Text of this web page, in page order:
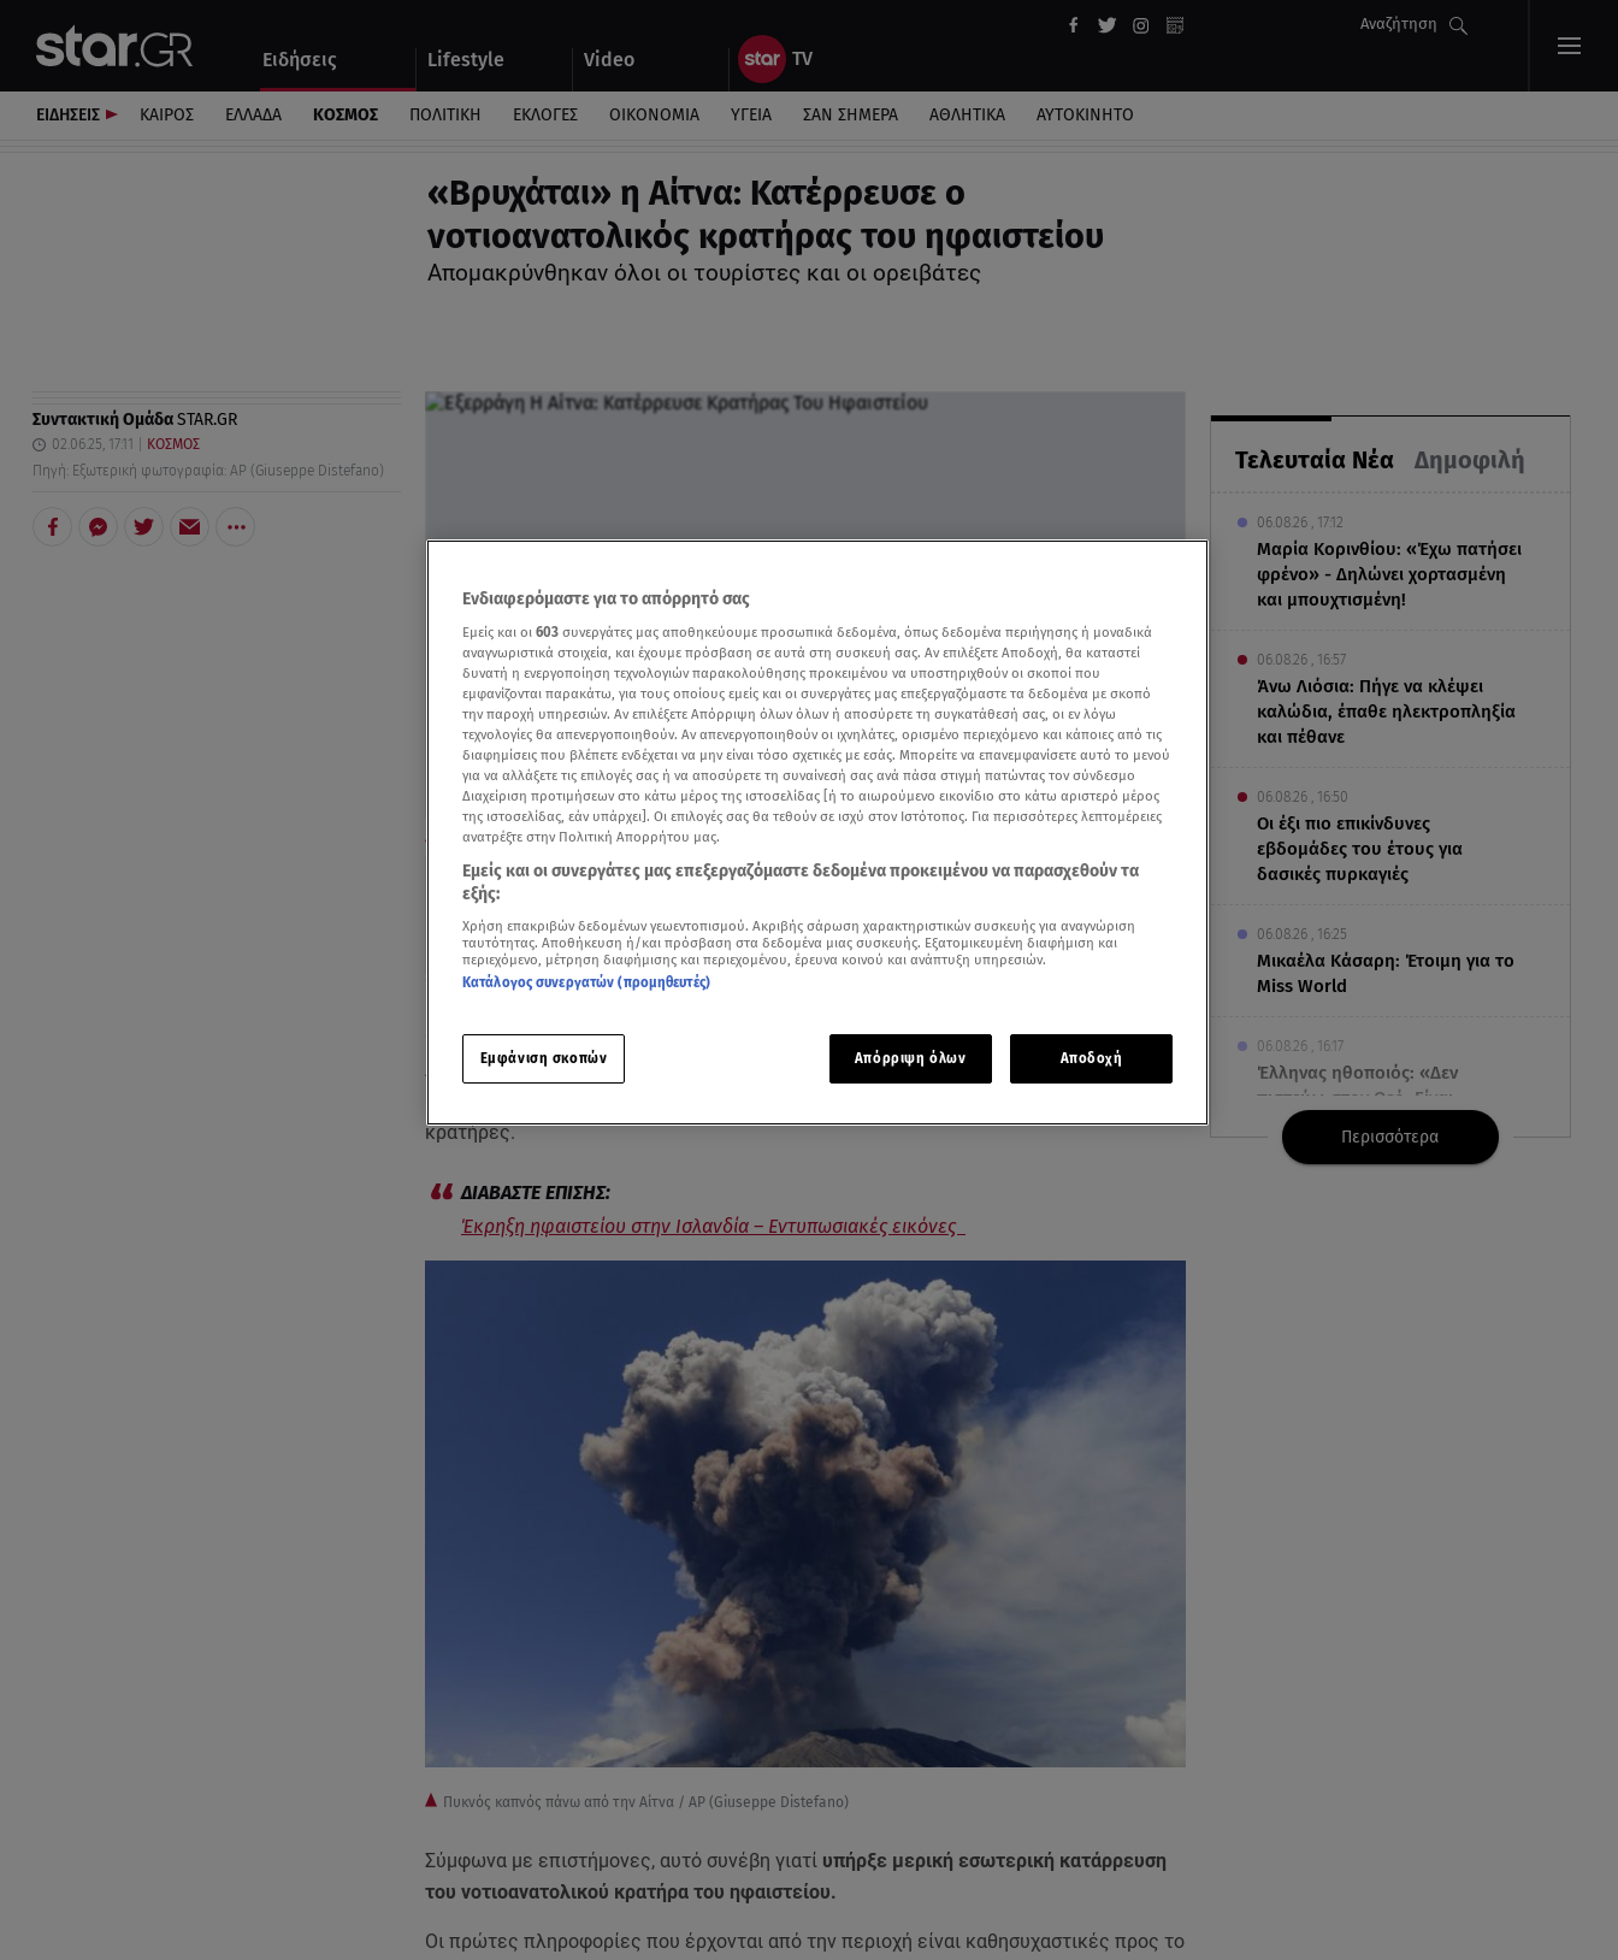
Ειδήσεις Lifestyle Video
Αναζήτηση
Αυτοκίνητο
ΕΙΔΗΣΕΙΣ ΚΑΙΡΟΣ ΕΛΛΑΔΑ ΚΟΣΜΟΣ ΠΟΛΙΤΙΚΗ ΕΚΛΟΓΕΣ ΟΙΚΟΝΟΜΙΑ ΥΓΕΙΑ ΣΑΝ ΣΗΜΕΡΑ ΑΘΛΗΤΙΚΑ ΑΥΤΟΚΙΝΗΤΟ
«Βρυχάται» η Αίτνα: Κατέρρευσε ο
νοτιοανατολικός κρατήρας του ηφαιστείου
Απομακρύνθηκαν όλοι οι τουρίστες και οι ορειβάτες
Τελευταία Νέα Δημοφιλή
06.08.26 , 17:12
Μαρία Κορινθίου: «Έχω πατήσει
φρένο» - Δηλώνει χορτασμένη
και μπουχτισμένη!
06.08.26 , 16:57
Άνω Λιόσια: Πήγε να κλέψει
καλώδια, έπαθε ηλεκτροπληξία
και πέθανε
06.08.26 , 16:50
Οι έξι πιο επικίνδυνες
εβδομάδες του έτους για
δασικές πυρκαγιές
06.08.26 , 16:25
Μικαέλα Κάσαρη: Έτοιμη για το
Miss World
06.08.26 , 16:17
Έλληνας ηθοποιός: «Δεν
πιστεύω στον Θεό. Είναι
δημιούργημα του ανθρώπου»
Περισσότερα
Συντακτική ΟμάδαSTAR.GR
02.06.25, 17:11
ΚΟΣΜΟΣ
Πηγή: Εξωτερική φωτογραφία: AP (Giuseppe Distefano)
Εκρήγνυται η Έτνα - Απίστευτες εικόνες / Reuters
Δείτε περισσότερα άρθρα μας στα αποτελέσματα αναζήτησης
Add star.gr on Google
Απίστευτες εικόνες κάνουν τον γύρο του διαδικτύου απότοηφαίστειο τηςΑίτνας
κρατήρες.
Έκρηξη ηφαιστείου στην Ισλανδία – Εντυπωσιακές εικόνες
Πυκνός καπνός πάνω από την Αίτνα / AP (Giuseppe Distefano)
Σύμφωνα με επιστήμονες, αυτό συνέβη γιατί υπήρξε μερική εσωτερική κατάρρευση
του νοτιοανατολικού κρατήρα του ηφαιστείου.
Οι πρώτες πληροφορίες που έρχονται από την περιοχή είναι καθησυχαστικές προς το
Ενδιαφερόμαστε για το απόρρητό σας
Εμείς και οι 603 συνεργάτες μας αποθηκεύουμε προσωπικά δεδομένα, όπως δεδομένα περιήγησης ή μοναδικά
αναγνωριστικά στοιχεία, και έχουμε πρόσβαση σε αυτά στη συσκευή σας. Αν επιλέξετε Αποδοχή, θα καταστεί
δυνατή η ενεργοποίηση τεχνολογιών παρακολούθησης προκειμένου να υποστηριχθούν οι σκοποί που
εμφανίζονται παρακάτω, για τους οποίους εμείς και οι συνεργάτες μας επεξεργαζόμαστε τα δεδομένα με σκοπό
την παροχή υπηρεσιών. Αν επιλέξετε Απόρριψη όλων όλων ή αποσύρετε τη συγκατάθεσή σας, οι εν λόγω
τεχνολογίες θα απενεργοποιηθούν. Αν απενεργοποιηθούν οι ιχνηλάτες, ορισμένο περιεχόμενο και κάποιες από τις
διαφημίσεις που βλέπετε ενδέχεται να μην είναι τόσο σχετικές με εσάς. Μπορείτε να επανεμφανίσετε αυτό το μενού
για να αλλάξετε τις επιλογές σας ή να αποσύρετε τη συναίνεσή σας ανά πάσα στιγμή πατώντας τον σύνδεσμο
Διαχείριση προτιμήσεων στο κάτω μέρος της ιστοσελίδας [ή το αιωρούμενο εικονίδιο στο κάτω αριστερό μέρος
της ιστοσελίδας, εάν υπάρχει]. Οι επιλογές σας θα τεθούν σε ισχύ στον Ιστότοπος. Για περισσότερες λεπτομέρειες
ανατρέξτε στην Πολιτική Απορρήτου μας.
Εμείς και οι συνεργάτες μας επεξεργαζόμαστε δεδομένα προκειμένου να παρασχεθούν τα
εξής:
Χρήση επακριβών δεδομένων γεωεντοπισμού. Ακριβής σάρωση χαρακτηριστικών συσκευής για αναγνώριση
ταυτότητας. Αποθήκευση ή/και πρόσβαση στα δεδομένα μιας συσκευής. Εξατομικευμένη διαφήμιση και
περιεχόμενο, μέτρηση διαφήμισης και περιεχομένου, έρευνα κοινού και ανάπτυξη υπηρεσιών.
Κατάλογος συνεργατών (προμηθευτές)
Εμφάνιση σκοπών Απόρριψη όλων Αποδοχή